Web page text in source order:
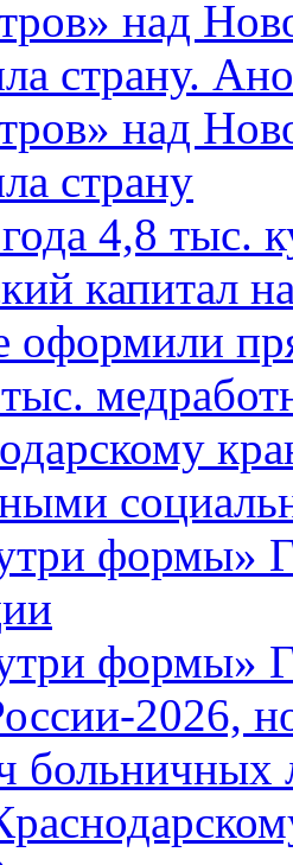
над
страну.
над
страну
4,8 тыс.
капитал
оформили
формы»
формы»
2026,
больничных